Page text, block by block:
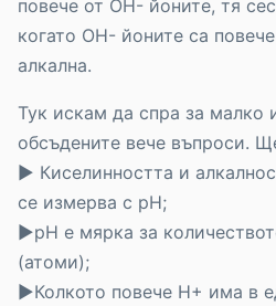
повече от ОН- йоните, тя
когато ОН- йоните са
алкална.
Тук искам да спра за малко
обсъдените вече въпроси.
► Киселинността и
се измерва с рН;
►рН е мярка за
(атоми);
►Колкото повече Н+ има в